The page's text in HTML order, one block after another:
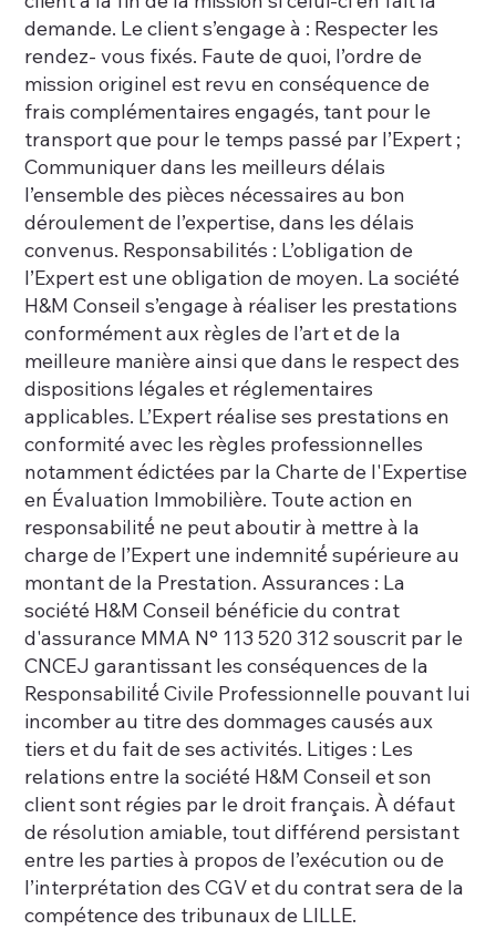
demande. Le client s’engage à : Respecter les
rendez- vous fixés. Faute de quoi, l’ordre de
mission originel est revu en conséquence de
frais complémentaires engagés, tant pour le
transport que pour le temps passé par l’Expert ;
Communiquer dans les meilleurs délais
l’ensemble des pièces nécessaires au bon
déroulement de l’expertise, dans les délais
convenus. Responsabilités : L’obligation de
l’Expert est une obligation de moyen. La société
H&M Conseil s’engage à réaliser les prestations
conformément aux règles de l’art et de la
meilleure manière ainsi que dans le respect des
dispositions légales et réglementaires
applicables. L’Expert réalise ses prestations en
conformité avec les règles professionnelles
notamment édictées par la Charte de l'Expertise
en Évaluation Immobilière. Toute action en
responsabilité́ ne peut aboutir à mettre à la
charge de l’Expert une indemnité́ supérieure au
montant de la Prestation. Assurances : La
société H&M Conseil bénéficie du contrat
d'assurance MMA N° 113 520 312 souscrit par le
CNCEJ garantissant les conséquences de la
Responsabilité́ Civile Professionnelle pouvant lui
incomber au titre des dommages causés aux
tiers et du fait de ses activités. Litiges : Les
relations entre la société H&M Conseil et son
client sont régies par le droit français. À défaut
de résolution amiable, tout différend persistant
entre les parties à propos de l’exécution ou de
l’interprétation des CGV et du contrat sera de la
compétence des tribunaux de LILLE.